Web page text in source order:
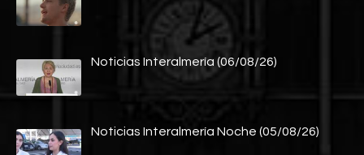
Noticias Interalmería (06/08/26)
Noticias Interalmería Noche (05/08/26)